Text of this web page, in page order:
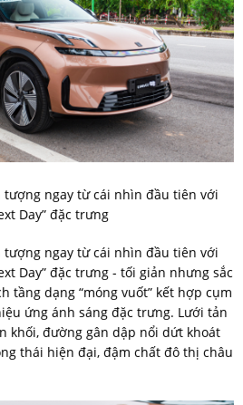
tượng ngay từ cái nhìn đầu tiên với
Day” đặc trưng
tượng ngay từ cái nhìn đầu tiên với
Day” đặc trưng - tối giản nhưng sắc
tầng dạng “móng vuốt” kết hợp cụm
ứng ánh sáng đặc trưng. Lưới tản
khối, đường gân dập nổi dứt khoát
thái hiện đại, đậm chất đô thị châu